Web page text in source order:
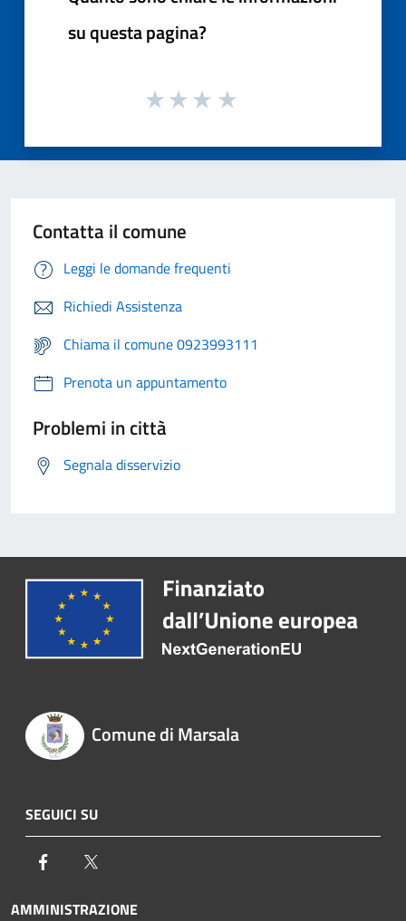
su questa pagina?
Contatta il comune
Leggi le domande frequenti
Richiedi Assistenza
Chiama il comune 0923993111
Prenota un appuntamento
Problemi in città
Segnala disservizio
Comune di Marsala
SEGUICI SU
Facebook
AMMINISTRAZIONE